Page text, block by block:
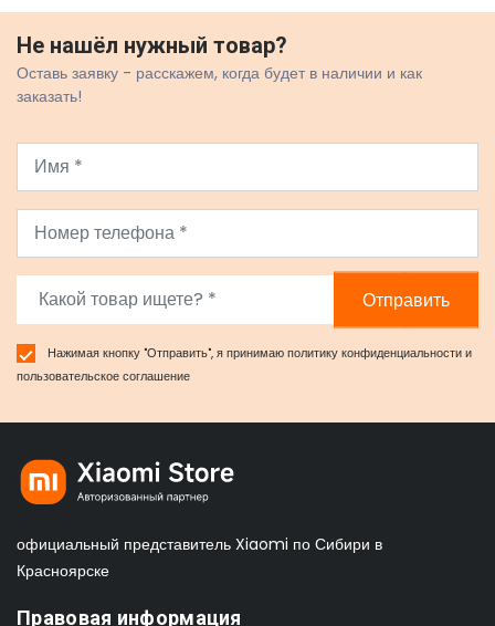
Не нашёл нужный товар?
Оставь заявку - расскажем, когда будет в наличии и как
заказать!
Отправить
Нажимая кнопку "Отправить", я принимаюполитику конфиденциальностии
пользовательское соглашение
официальный представитель Xiaomi по Сибири в
Красноярске
Правовая информация